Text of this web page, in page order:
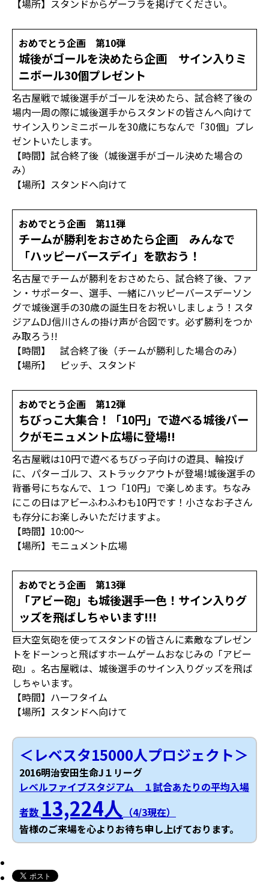
【場所】スタンドからゲーフラを掲げてください。
おめでとう企画 第10弾
城後がゴールを決めたら企画 サイン入りミ
ニボール30個プレゼント
名古屋戦で城後選手がゴールを決めたら、試合終了後の
場内一周の際に城後選手からスタンドの皆さんへ向けて
サイン入りンミニボールを30歳にちなんで「30個」プレ
ゼントいたします。
【時間】試合終了後（城後選手がゴール決めた場合の
み）
【場所】スタンドへ向けて
おめでとう企画 第11弾
チームが勝利をおさめたら企画 みんなで
「ハッピーバースデイ」を歌おう！
名古屋でチームが勝利をおさめたら、試合終了後、ファ
ン・サポーター、選手、一緒にハッピーバースデーソン
グで城後選手の30歳の誕生日をお祝いしましょう！スタ
ジアムDJ信川さんの掛け声が合図です。必ず勝利をつか
み取ろう!!
【時間】 試合終了後（チームが勝利した場合のみ）
【場所】 ピッチ、スタンド
おめでとう企画 第12弾
ちびっこ大集合！「10円」で遊べる城後パー
クがモニュメント広場に登場!!
名古屋戦は10円で遊べるちびっ子向けの遊具、輪投げ
に、パターゴルフ、ストラックアウトが登場!城後選手の
背番号にちなんで、１つ「10円」で楽しめます。ちなみ
にこの日はアビーふわふわも10円です！小さなお子さん
も存分にお楽しみいただけますよ。
【時間】10:00～
【場所】モニュメント広場
おめでとう企画 第13弾
「アビー砲」も城後選手一色！サイン入りグ
ッズを飛ばしちゃいます!!!
巨大空気砲を使ってスタンドの皆さんに素敵なプレゼン
トをドーンっと飛ばすホームゲームおなじみの「アビー
砲」。名古屋戦は、城後選手のサイン入りグッズを飛ば
しちゃいます。
【時間】ハーフタイム
【場所】スタンドへ向けて
＜レベスタ15000人プロジェクト＞
2016明治安田生命J１リーグ
レベルファイブスタジアム １試合あたりの平均入場
者数 13,224人 （4/3現在）
皆様のご来場を心よりお待ち申し上げております。